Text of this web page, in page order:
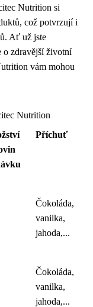
Nutrition si
což potvrzují i
Ať už jste
o zdravější životní
vám mohou
Nutrition
Příchuť
Čokoláda,
vanilka,
jahoda,...
Čokoláda,
vanilka,
jahoda,...